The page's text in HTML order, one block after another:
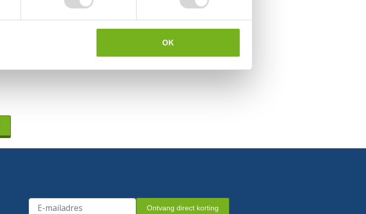
OK
Ontvang direct korting